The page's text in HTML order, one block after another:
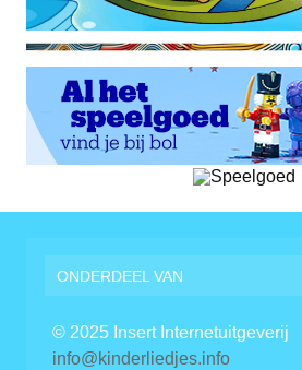
ONDERDEEL VAN
© 2025 Insert Internetuitgeverij
info@kinderliedjes.info